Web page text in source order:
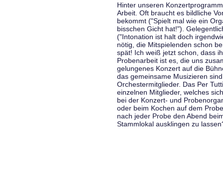
Hinter unseren
Arbeit. Oft braucht es bildliche
bekommt ("Spielt mal wie ein
bisschen Gicht hat!").
("Intonation ist halt doch
nötig, die Mitspielenden schon
spät! Ich weiß jetzt schon, dass
Probenarbeit ist es, die uns
gelungenes Konzert auf die
das gemeinsame Musizieren
Orchestermitglieder. Das Per
einzelnen Mitglieder, welches
bei der Konzert- und
oder beim Kochen auf dem
nach jeder Probe den Abend
Stammlokal ausklingen zu